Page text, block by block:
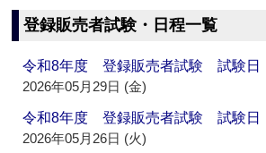
登録販売者試験・日程一覧
令和8年度 登録販売者試験 試験日
2026年05月29日 (金)
令和8年度 登録販売者試験 試験日
2026年05月26日 (火)